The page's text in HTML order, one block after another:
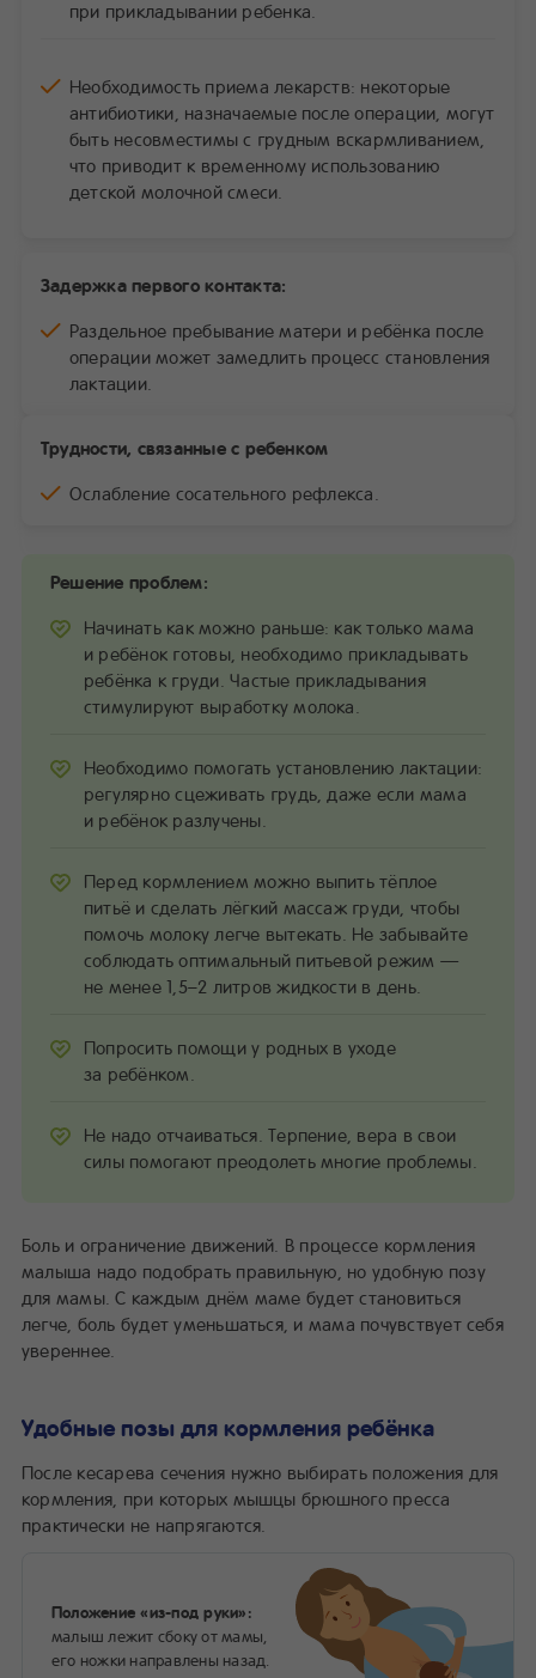
при прикладывании ребенка.
Необходимость приема лекарств: некоторые
антибиотики, назначаемые после операции, могут
быть несовместимы с грудным вскармливанием,
что приводит к временному использованию
детской молочной смеси.
Задержка первого контакта:
Раздельное пребывание матери и ребёнка после
операции может замедлить процесс становления
лактации.
Трудности, связанные с ребенком
Ослабление сосательного рефлекса.
Решение проблем:
Начинать как можно раньше: как только мама
и ребёнок готовы, необходимо прикладывать
ребёнка к груди. Частые прикладывания
стимулируют выработку молока.
Необходимо помогать установлению лактации:
регулярно сцеживать грудь, даже если мама
и ребёнок разлучены.
Перед кормлением можно выпить тёплое
питьё и сделать лёгкий массаж груди, чтобы
помочь молоку легче вытекать. Не забывайте
соблюдать оптимальный питьевой режим —
не менее 1,5–2 литров жидкости в день.
Попросить помощи у родных в уходе
за ребёнком.
Не надо отчаиваться. Терпение, вера в свои
силы помогают преодолеть многие проблемы.
Боль и ограничение движений. В процессе кормления
малыша надо подобрать правильную, но удобную позу
для мамы. С каждым днём маме будет становиться
легче, боль будет уменьшаться, и мама почувствует себя
увереннее.
Удобные позы для кормления ребёнка
После кесарева сечения нужно выбирать положения для
кормления, при которых мышцы брюшного пресса
практически не напрягаются.
Положение«из-под руки»:
малыш лежит сбоку от мамы,
его ножки направлены назад.